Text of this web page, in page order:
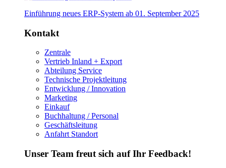
Einführung neues ERP-System ab 01. September 2025
Kontakt
Zentrale
Vertrieb Inland + Export
Abteilung Service
Technische Projektleitung
Entwicklung / Innovation
Marketing
Einkauf
Buchhaltung / Personal
Geschäftsleitung
Anfahrt Standort
Unser Team freut sich auf Ihr Feedback!